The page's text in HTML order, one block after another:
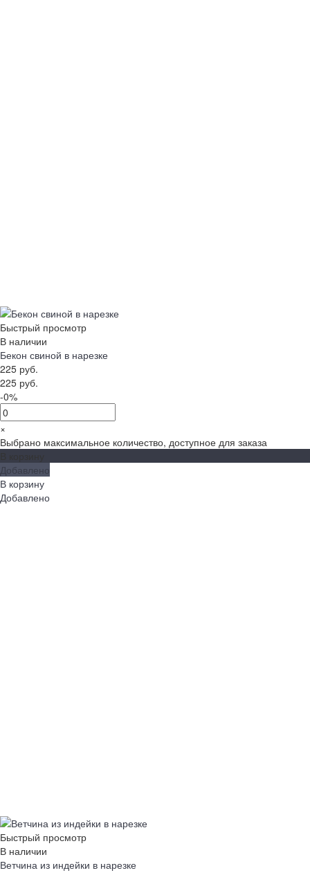
Быстрый просмотр
В наличии
Бекон свиной в нарезке
225 руб.
225 руб.
-0%
×
Выбрано максимальное количество, доступное для заказа
Добавлено
В корзину
Добавлено
Быстрый просмотр
В наличии
Ветчина из индейки в нарезке